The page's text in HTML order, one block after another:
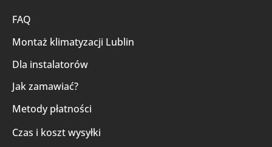
FAQ
Montaż klimatyzacji Lublin
Dla instalatorów
Jak zamawiać?
Metody płatności
Czas i koszt wysyłki